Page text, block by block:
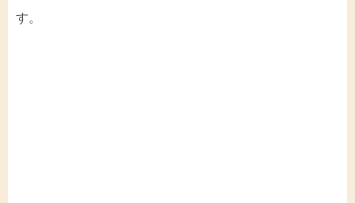
す。